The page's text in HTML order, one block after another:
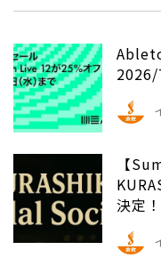
【
決定！